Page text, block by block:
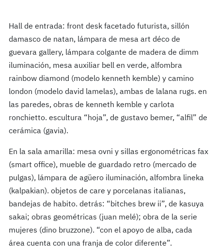
Hall de entrada: front desk facetado futurista, sillón
damasco de natan, lámpara de mesa art déco de
guevara gallery, lámpara colgante de madera de dimm
iluminación, mesa auxiliar bell en verde, alfombra
rainbow diamond (modelo kenneth kemble) y camino
london (modelo david lamelas), ambas de lalana rugs. en
las paredes, obras de kenneth kemble y carlota
ronchietto. escultura “hoja”, de gustavo bemer, “alfil” de
cerámica (gavia).
En la sala amarilla: mesa ovni y sillas ergonométricas fax
(smart office), mueble de guardado retro (mercado de
pulgas), lámpara de agüero iluminación, alfombra lineka
(kalpakian). objetos de care y porcelanas italianas,
bandejas de habito. detrás: “bitches brew ii”, de kasuya
sakai; obras geométricas (juan melé); obra de la serie
mujeres (dino bruzzone). “con el apoyo de alba, cada
área cuenta con una franja de color diferente”.